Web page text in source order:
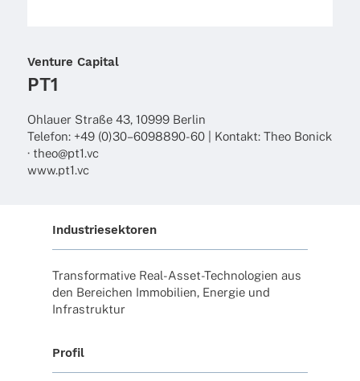
Venture Capi­tal
PT1
Ohlauer Straße 43, 10999 Berlin
Tele­fon: +49 (0)30–6098890-60 | Kontakt: Theo Bonick
· theo@pt1.vc
www.pt1.vc
Industriesektoren
Trans­for­ma­tive Real-Asset-Tech­no­lo­gien aus
den Berei­chen Immo­bi­lien, Ener­gie und
Infrastruktur
Profil